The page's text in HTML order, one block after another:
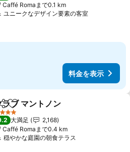
Caffé Romaまで0.1 km
ユニークなデザイン要素の客室料金を表示
料金を表示
ェアお気に入りに追加
ラブ マントノン
テルのランク
大満足
2,168
Caffé Romaまで0.4 km
穏やかな庭園の朝食テラス